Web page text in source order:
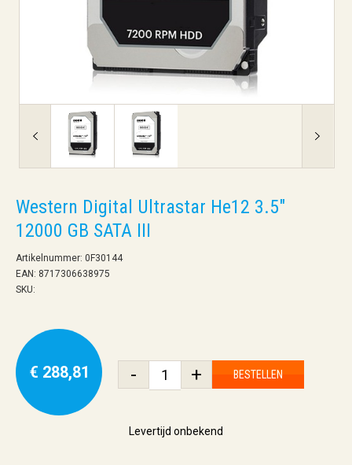
Western Digital Ultrastar He12 3.5"
12000 GB SATA III
Artikelnummer: 0F30144
EAN: 8717306638975
SKU:
€ 288,81 - + BESTELLEN
Levertijd onbekend